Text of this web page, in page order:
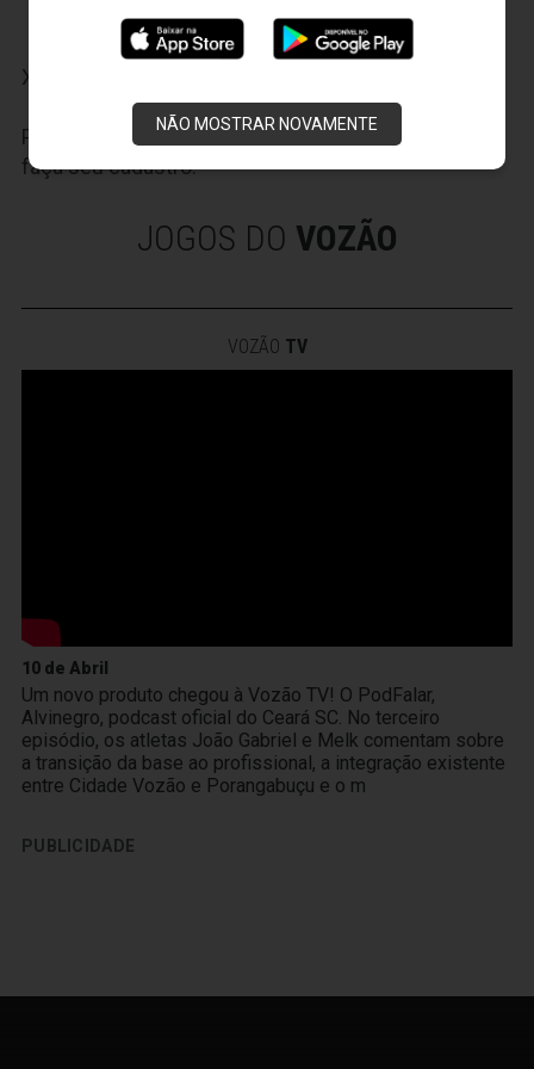
NÃO MOSTRAR NOVAMENTE
11/07/2017 - Ceará 0 x 2 Internacional
X
Participe das nossas promoções, clique
faça seu cadastro.
JOGOS DO VOZÃO
VOZÃO TV
10 de Abril
Um novo produto chegou à Vozão TV! O PodFalar,
Alvinegro, podcast oficial do Ceará SC. No terceiro
episódio, os atletas João Gabriel e Melk comentam sobre
a transição da base ao profissional, a integração existente
entre Cidade Vozão e Porangabuçu e o m
PUBLICIDADE